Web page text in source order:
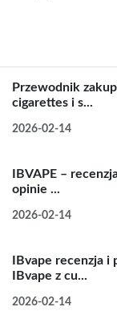
Przewodnik
cigarettes i s...
2026-02-14
IBVAPE –
opinie ...
2026-02-14
IBvape recenzja i
IBvape z cu...
2026-02-14